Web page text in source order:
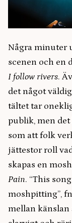
Några minuter
scenen och en
I follow rivers.
det något
tältet tar
publik, men
som att folk
jättestor roll
skapas en
Pain. “This
moshpitting”,
mellan känslan